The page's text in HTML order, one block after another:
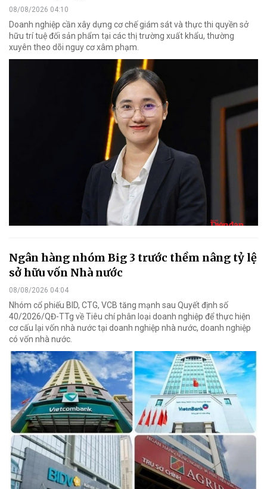
08/08/2026 04:10
Doanh nghiệp cần xây dựng cơ chế giám sát và thực thi quyền sở
hữu trí tuệ đối sản phẩm tại các thị trường xuất khẩu, thường
xuyên theo dõi nguy cơ xâm phạm.
Ngân hàng nhóm Big 3 trước thềm nâng tỷ lệ
sở hữu vốn Nhà nước
08/08/2026 04:04
Nhóm cổ phiếu BID, CTG, VCB tăng mạnh sau Quyết định số
40/2026/QĐ-TTg về Tiêu chí phân loại doanh nghiệp để thực hiện
cơ cấu lại vốn nhà nước tại doanh nghiệp nhà nước, doanh nghiệp
có vốn nhà nước.